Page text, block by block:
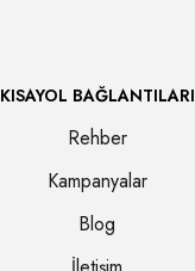
KISAYOL BAĞLANTILARI
Rehber
Kampanyalar
Blog